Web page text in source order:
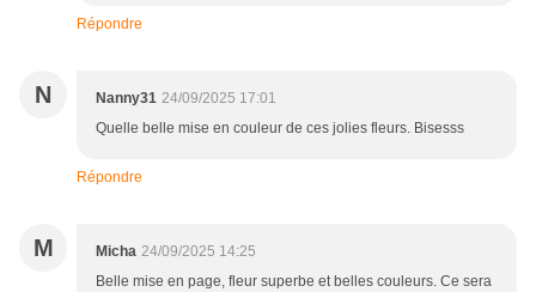
Répondre
N Nanny31 24/09/2025 17:01
Quelle belle mise en couleur de ces jolies fleurs. Bisesss
Répondre
M Micha 24/09/2025 14:25
Belle mise en page, fleur superbe et belles couleurs. Ce sera